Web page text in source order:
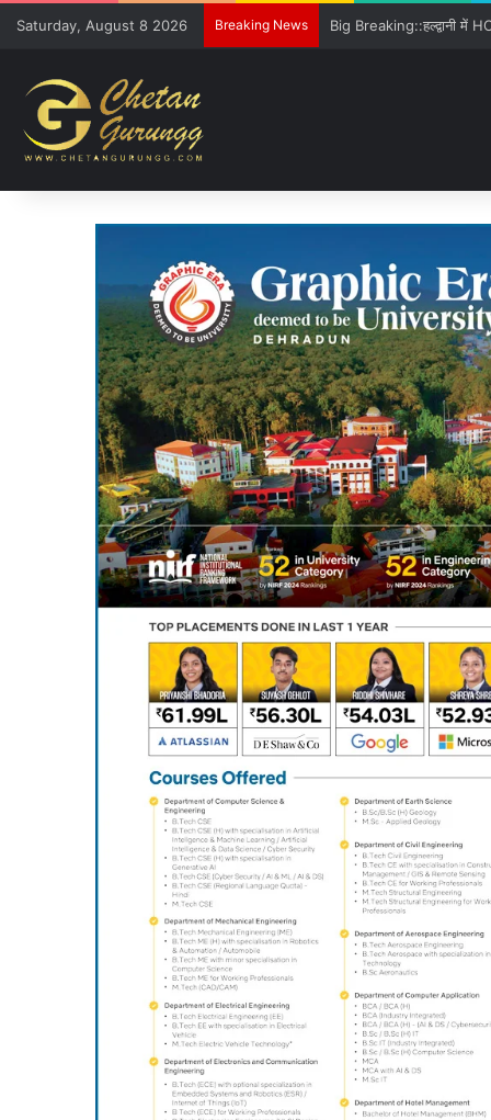
Saturday, August 8 2026 Breaking News Freshers को GE विवि की